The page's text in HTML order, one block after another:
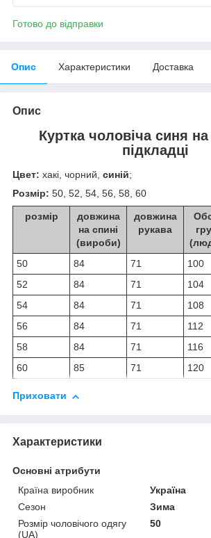
Готово до відправки
Опис Характеристики Доставка
Опис
Куртка чоловіча синя на
підкладці
Цвет: хакі, чорний, синій;
Розмір: 50, 52, 54, 56, 58, 60
розмір
довжина
на спині
(вироби)
довжина
рукава
50
84 71 100
52
84 71 104
54
84 71 108
56
84 71 112
58
84 71 116
60
85 71 120
Приховати
Характеристики
Основні атрибути
Країна виробник
Україна
Сезон
Зима
Розмір чоловічого одягу
(UA)
50